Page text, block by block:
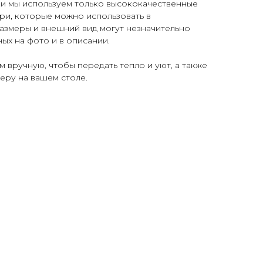
мы используем только высококачественные
которые можно использовать в
и внешний вид могут незначительно
на фото и в описании.
чтобы передать тепло и уют, а также
на вашем столе.